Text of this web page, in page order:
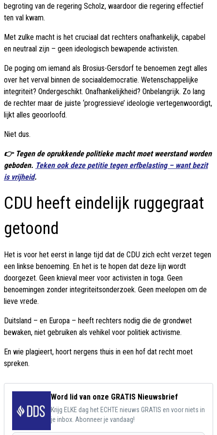
begroting van de regering Scholz, waardoor die regering effectief
ten val kwam.
Met zulke macht is het cruciaal dat rechters onafhankelijk, capabel
en neutraal zijn – geen ideologisch bewapende activisten.
De poging om iemand als Brosius-Gersdorf te benoemen zegt alles
over het verval binnen de sociaaldemocratie. Wetenschappelijke
integriteit? Ondergeschikt. Onafhankelijkheid? Onbelangrijk. Zo lang
de rechter maar de juiste ‘progressieve’ ideologie vertegenwoordigt,
lijkt alles geoorloofd.
Niet dus.
👉 Tegen de oprukkende politieke macht moet weerstand worden
geboden. Teken ook deze petitie tegen erfbelasting – want bezit
is vrijheid.
CDU heeft eindelijk ruggegraat
getoond
Het is voor het eerst in lange tijd dat de CDU zich echt verzet tegen
een linkse benoeming. En het is te hopen dat deze lijn wordt
doorgezet. Geen knieval meer voor activisten in toga. Geen
benoemingen zonder integriteitsonderzoek. Geen meelopen om de
lieve vrede.
Duitsland – en Europa – heeft rechters nodig die de grondwet
bewaken, niet gebruiken als vehikel voor politiek activisme.
En wie plagieert, hoort nergens thuis in een hof dat recht moet
spreken.
Word lid van onze GRATIS Nieuwsbrief
Krijg ELKE dag het ECHTE nieuws GRATIS en voor niets in
je inbox. Abonneer je vandaag!